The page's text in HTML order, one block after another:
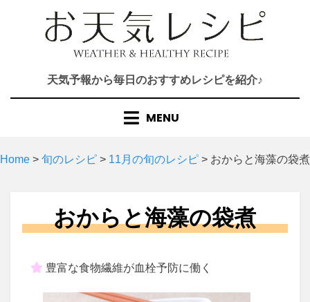
天気予報から毎日のおすすめレシピを紹介♪
MENU
Home > 旬のレシピ > 11月の旬のレシピ > おからと海藻の袋煮
おからと海藻の袋煮
豊富な食物繊維が血栓予防に働く